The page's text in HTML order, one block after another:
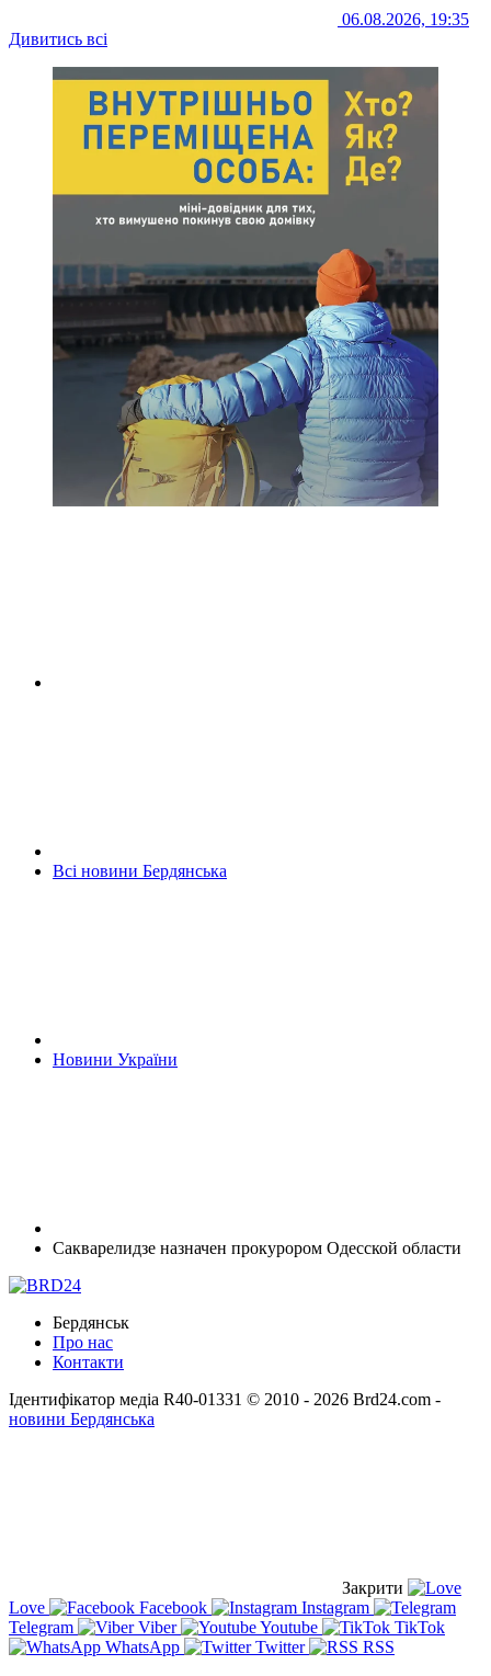
06.08.2026, 19:35
Дивитись всі
Всі новини Бердянська
Новини України
Сакварелидзе назначен прокурором Одесской области
Бердянськ
Про нас
Контакти
Ідентифікатор медіа R40-01331 © 2010 - 2026 Brd24.com -
новини Бердянська
Закрити
Love
Facebook
Instagram
Telegram
Viber Youtube
TikTok
WhatsApp
Twitter RSS